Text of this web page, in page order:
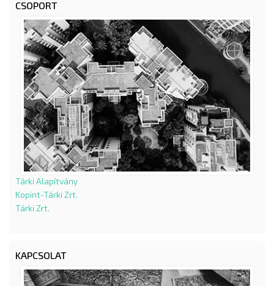
CSOPORT
Tárki Alapítvány
Kopint-Tárki Zrt.
Tárki Zrt.
KAPCSOLAT